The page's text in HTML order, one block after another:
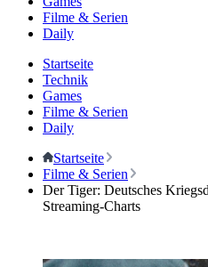
Filme & Serien
Daily
Startseite
Technik
Games
Filme & Serien
Daily
Startseite
Filme & Serien
Der Tiger: Deutsches
Streaming-Charts